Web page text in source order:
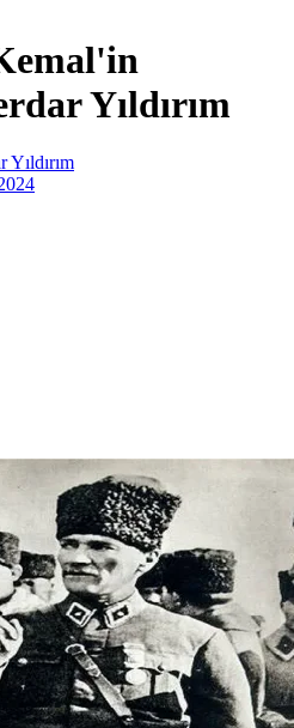
Yıldırım
Yıldırım